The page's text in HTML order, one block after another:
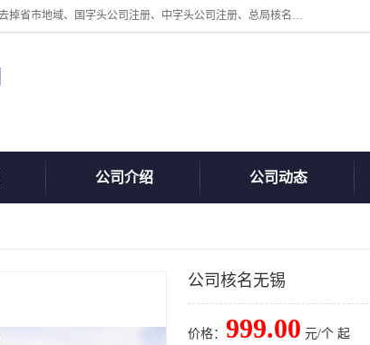
北京鲸叹号企业管理发展有限公司主营：北京公司名称注册、公司名称变更、公司名称去掉省市地域、国字头公司注册、中字头公司注册、总局核名注册等业务，全国统一热线电话：*。北京鲸叹号企业管理发展有限公司在职员工51人，我们有zui好的产品和技术团队，我们为客户提供较好的产品，良好的技术支持，健全的售后服务。
公司介绍 公司动态
公司核名无锡
价格： 999.00 元/个 起